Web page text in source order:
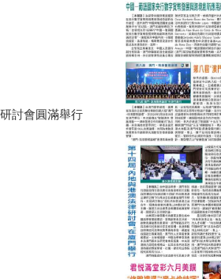
討會圓滿舉行